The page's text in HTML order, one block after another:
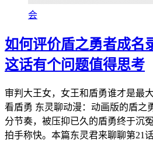
会
如何评价盾之勇者成名
这话有个问题值得思考
审判大王女，女王和盾勇谁才是最
看盾勇 东灵聊动漫：动画版的盾之
分节奏，被压抑已久的盾勇终于沉
拍手称快。本篇东灵君来聊聊第21